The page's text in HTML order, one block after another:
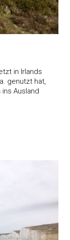
in Irlands
genutzt hat,
Ausland